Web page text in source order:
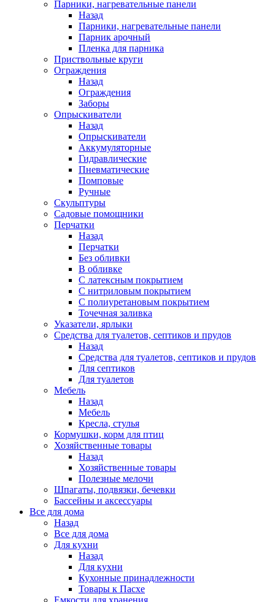
Парники, нагревательные панели
Назад
Парники, нагревательные панели
Парник арочный
Пленка для парника
Приствольные круги
Ограждения
Назад
Ограждения
Заборы
Опрыскиватели
Назад
Опрыскиватели
Аккумуляторные
Гидравлические
Пневматические
Помповые
Ручные
Скульптуры
Садовые помощники
Перчатки
Назад
Перчатки
Без обливки
В обливке
С латексным покрытием
С нитриловым покрытием
С полиуретановым покрытием
Точечная заливка
Указатели, ярлыки
Средства для туалетов, септиков и прудов
Назад
Средства для туалетов, септиков и прудов
Для септиков
Для туалетов
Мебель
Назад
Мебель
Кресла, стулья
Кормушки, корм для птиц
Хозяйственные товары
Назад
Хозяйственные товары
Полезные мелочи
Шпагаты, подвязки, бечевки
Бассейны и аксессуары
Все для дома
Назад
Все для дома
Для кухни
Назад
Для кухни
Кухонные принадлежности
Товары к Пасхе
Емкости для хранения